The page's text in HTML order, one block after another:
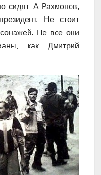
сидят. А Рахмонов,
Не стоит
Не все они
как Дмитрий